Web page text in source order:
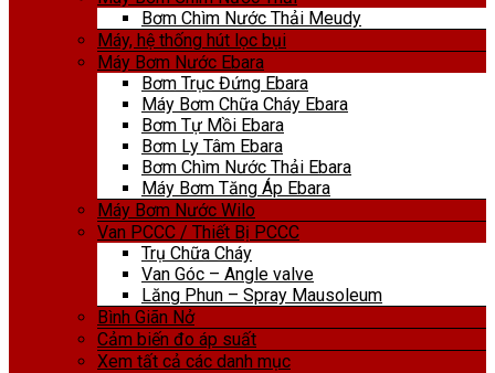
Bơm Chìm Nước Thải Meudy
Máy, hệ thống hút lọc bụi
Máy Bơm Nước Ebara
Bơm Trục Đứng Ebara
Máy Bơm Chữa Cháy Ebara
Bơm Tự Mồi Ebara
Bơm Ly Tâm Ebara
Bơm Chìm Nước Thải Ebara
Máy Bơm Tăng Áp Ebara
Máy Bơm Nước Wilo
Van PCCC / Thiết Bị PCCC
Trụ Chữa Cháy
Van Góc – Angle valve
Lăng Phun – Spray Mausoleum
Bình Giãn Nở
Cảm biến đo áp suất
Xem tất cả các danh mục